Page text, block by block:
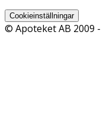
Cookieinställningar
© Apoteket AB 2009 -